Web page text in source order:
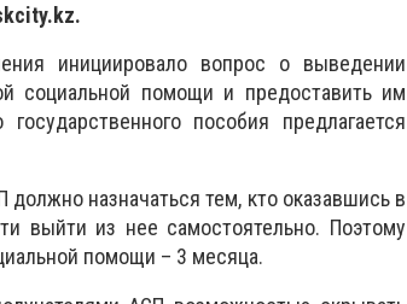
.kz.
инициировало вопрос о выведении
социальной помощи и предоставить им
пособия предлагается
назначаться тем, кто оказавшись в
выйти из нее самостоятельно. Поэтому
помощи – 3 месяца.